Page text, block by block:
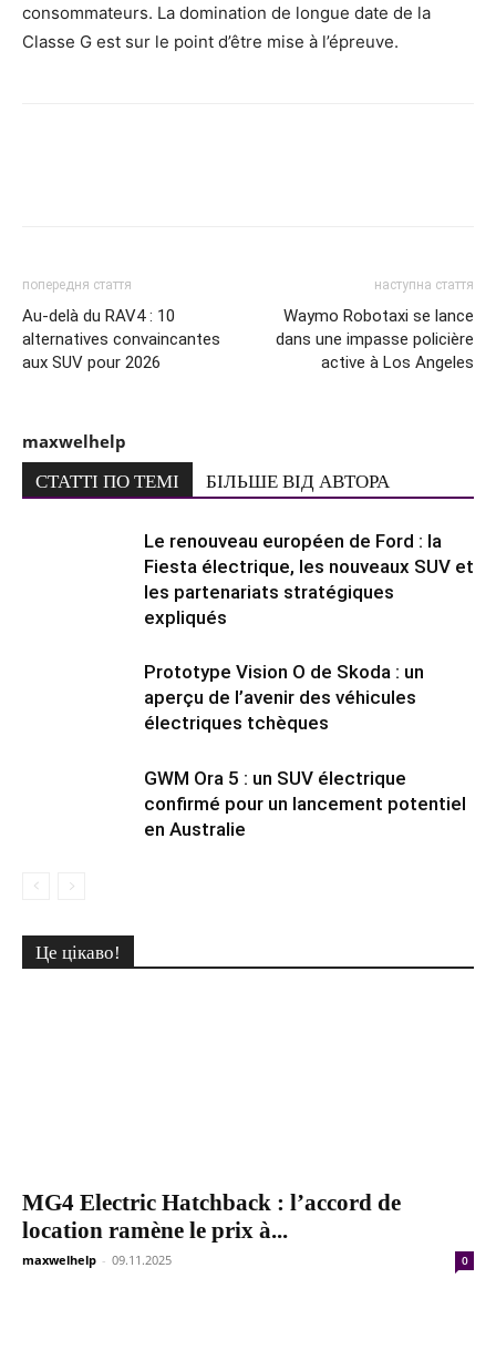
consommateurs. La domination de longue date de la
Classe G est sur le point d’être mise à l’épreuve.
попередня стаття
Au-delà du RAV4 : 10
alternatives convaincantes
aux SUV pour 2026
наступна стаття
Waymo Robotaxi se lance
dans une impasse policière
active à Los Angeles
maxwelhelp
СТАТТІ ПО ТЕМІ БІЛЬШЕ ВІД АВТОРА
Le renouveau européen de Ford : la
Fiesta électrique, les nouveaux SUV et
les partenariats stratégiques
expliqués
Prototype Vision O de Skoda : un
aperçu de l’avenir des véhicules
électriques tchèques
GWM Ora 5 : un SUV électrique
confirmé pour un lancement potentiel
en Australie
Це цікаво!
MG4 Electric Hatchback : l’accord de
location ramène le prix à...
maxwelhelp - 09.11.2025 0